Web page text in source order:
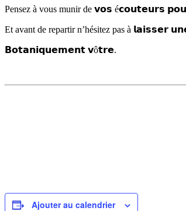
Pensez à vous munir de 𝘃𝗼𝘀 é𝗰𝗼𝘂𝘁𝗲𝘂𝗿𝘀
Et avant de repartir n’hésitez pas à
𝗕𝗼𝘁𝗮𝗻𝗶𝗾𝘂𝗲𝗺𝗲𝗻𝘁 𝘃ô𝘁𝗿𝗲.
Ajouter au calendrier